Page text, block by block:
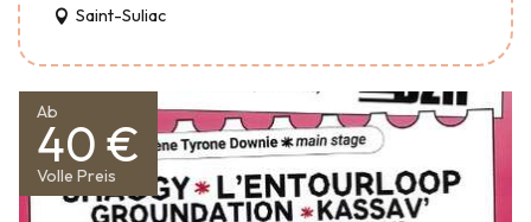
Saint-Suliac
Ab
40 €
Volle Preis